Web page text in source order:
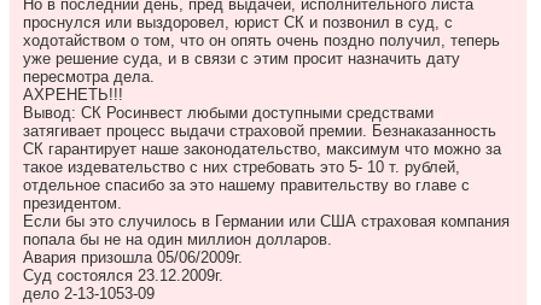
Но в последний день, пред выдачей, исполнительного листа
проснулся или выздоровел, юрист СК и позвонил в суд, с
ходотайством о том, что он опять очень поздно получил, теперь
уже решение суда, и в связи с этим просит назначить дату
пересмотра дела.
АХРЕНЕТЬ!!!
Вывод: СК Росинвест любыми доступными средствами
затягивает процесс выдачи страховой премии. Безнаказанность
СК гарантирует наше законодательство, максимум что можно за
такое издевательство с них стребовать это 5- 10 т. рублей,
отдельное спасибо за это нашему правительству во главе с
президентом.
Если бы это случилось в Германии или США страховая компания
попала бы не на один миллион долларов.
Авария призошла 05/06/2009г.
Суд состоялся 23.12.2009г.
дело 2-13-1053-09